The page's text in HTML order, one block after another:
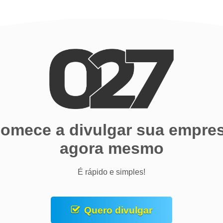
a divulgar sua
agora mesmo
É rápido e simples!
Quero divulgar